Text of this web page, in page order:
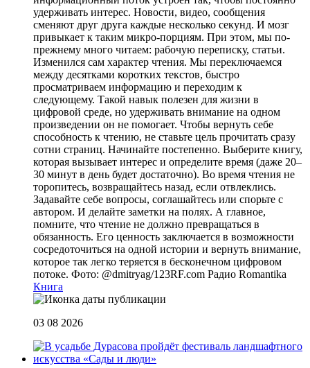
удерживать интерес. Новости, видео, сообщения
сменяют друг друга каждые несколько секунд. И мозг
привыкает к таким микро-порциям. При этом, мы по-
прежнему много читаем: рабочую переписку, статьи.
Изменился сам характер чтения. Мы переключаемся
между десятками коротких текстов, быстро
просматриваем информацию и переходим к
следующему. Такой навык полезен для жизни в
цифровой среде, но удерживать внимание на одном
произведении он не помогает. Чтобы вернуть себе
способность к чтению, не ставьте цель прочитать сразу
сотни страниц. Начинайте постепенно. Выберите книгу,
которая вызывает интерес и определите время (даже 20–
30 минут в день будет достаточно). Во время чтения не
торопитесь, возвращайтесь назад, если отвлеклись.
Задавайте себе вопросы, соглашайтесь или спорьте с
автором. И делайте заметки на полях. А главное,
помните, что чтение не должно превращаться в
обязанность. Его ценность заключается в возможности
сосредоточиться на одной истории и вернуть внимание,
которое так легко теряется в бесконечном цифровом
потоке. Фото: @dmitryag/123RF.com Радио Romantika
Книга
03 08 2026